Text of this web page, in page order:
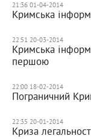
21:36 01-04-2014
Кримська
22:51 20-03-2014
Кримська
першою
22:00 18-02-2014
Пограничний
22:35 20-01-2014
Криза